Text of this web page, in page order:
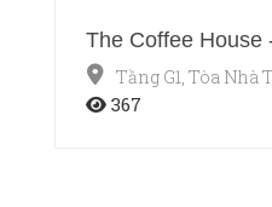
The Coffee House
Tầng G1, Tòa Nhà
367